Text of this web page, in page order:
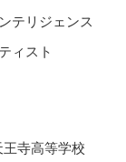
テリジェンス
ィスト
寺高等学校